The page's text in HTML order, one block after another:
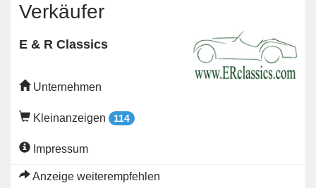
Verkäufer
E & R Classics
Unternehmen
Kleinanzeigen 114
Impressum
Anzeige weiterempfehlen